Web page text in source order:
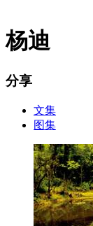
杨迪
分享
文集
图集